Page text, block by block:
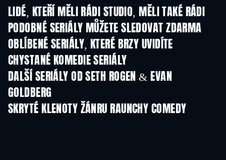
LIDÉ, KTEŘÍ MĚLI RÁDI STUDIO, MĚLI TAKÉ RÁDI
TV TV
PODOBNÉ SERIÁLY MŮŽETE SLEDOVAT ZDARMA
TV TV
OBLÍBENÉ SERIÁLY, KTERÉ BRZY UVIDÍTE
TV TV
CHYSTANÉ KOMEDIE SERIÁLY
Řada 6
DALŠÍ SERIÁLY OD SETH ROGEN & EVAN
GOLDBERG
SKRYTÉ KLENOTY ŽÁNRU RAUNCHY COMEDY